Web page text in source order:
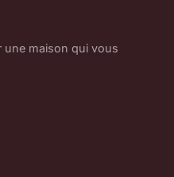
maison qui vous